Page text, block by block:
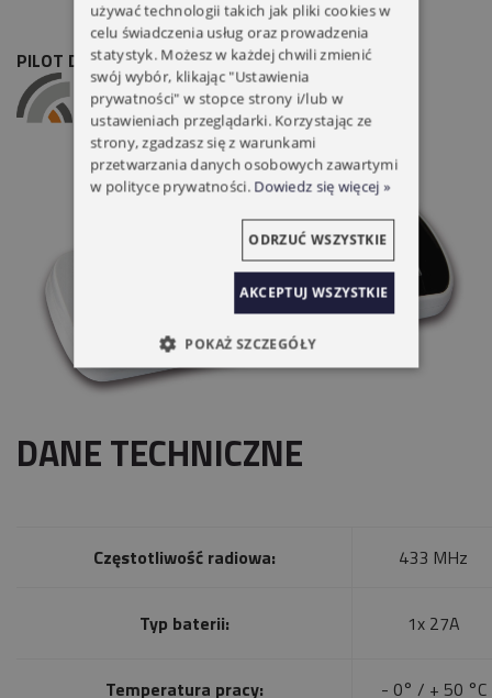
PILOT DC289 ALUPROF 15 KANAŁOWY
DANE TECHNICZNE
Częstotliwość radiowa: 433 MHz
Typ baterii: 1x 27A
Temperatura pracy: - 0° / + 50 °C
używać technologii takich jak pliki cookies w
celu świadczenia usług oraz prowadzenia
statystyk. Możesz w każdej chwili zmienić
swój wybór, klikając "Ustawienia
prywatności" w stopce strony i/lub w
ustawieniach przeglądarki. Korzystając ze
strony, zgadzasz się z warunkami
przetwarzania danych osobowych zawartymi
w polityce prywatności. Dowiedz się więcej »
AKCEPTUJ WSZYSTKIE
ODRZUĆ WSZYSTKIE
POKAŻ SZCZEGÓŁY